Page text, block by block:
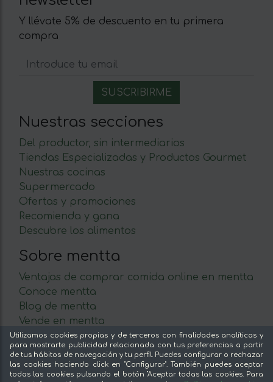
Y llévate 5% de descuento en tu primera
compra
Nuestras secciones
Del productor, sin intermediarios
Tiendas Especializadas y Productos Gourmet
Nuestras cocinas
Supermercado
Ofertas y promociones
Recomienda y gana
Descubre los alimentos
Sobre mentta
Ventajas de comprar comida online en mentta
Conoce mentta
Blog de mentta
Vende en mentta
Fidelización
Preguntas frecuentes
Legal
Utilizamos cookies propias y de terceros con finalidades analíticas y
para mostrarte publicidad relacionada con tus preferencias a partir
de tus hábitos de navegación y tu perfil. Puedes configurar o rechazar
las cookies haciendo click en "Configurar". También puedes aceptar
todas las cookies pulsando el botón "Aceptar todas las cookies. Para